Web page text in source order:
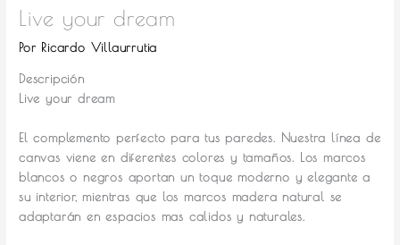
Live your dream
Por Ricardo Villaurrutia
Descripción
Live your dream
El complemento perfecto para tus paredes. Nuestra línea de
canvas viene en diferentes colores y tamaños. Los marcos
blancos o negros aportan un toque moderno y elegante a
su interior, mientras que los marcos madera natural se
adaptarán en espacios mas calidos y naturales.